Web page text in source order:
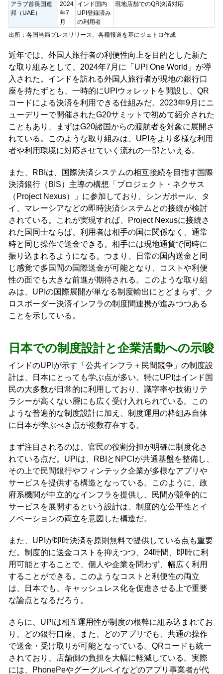
アラブ首長国連
邦（UAE）
2024
年7
月
インド国内
UPI登録済み
の利用者
現地店舗でのQR決済対応
出所：各国当局プレスリリース、各種報道を基にジェトロ作成
近年では、外国人旅行者の利便性向上を目的とした新た
な取り組みとして、2024年7月に「UPI One World」が導
入された。インドを訪れる外国人旅行者が現地の銀行口
座を持たずとも、一時的にUPIウォレットを開設し、QR
コードによる決済を利用できる仕組みだ。2023年9月にニ
ューデリーで開催されたG20サミットで初めて紹介された
こともあり、まずはG20諸国からの渡航者を対象に展開さ
れている。このような取り組みは、UPIをより多様な利用
者や利用環境に対応させていく流れの一部といえる。
また、RBIは、国際決済システムの相互接続を目指す国際
決済銀行（BIS）主導の構想「プロジェクト・ネクサス
（Project Nexus）」に参加しており、シンガポール、タ
イ、マレーシアなどの即時決済システムとの接続が検討
されている。これが実現すれば、Project Nexusに接続さ
れた国同士ならば、利用者は相手の国に関係なく、通常
時と同じ操作で送金できる。相手には現地通貨で同時に
振り込まれるようになる。つまり、日常の国内送金と同
じ感覚で多国間の国際送金が可能となり、コストや利便
性の面でも大きな前進が期待される。このような取り組
みは、UPIの国際展開が単なる制度輸出にとどまらず、ク
ロスボーダー決済インフラの制度間連携が進みつつある
ことを示している。
日本での制度設計と企業活動への示唆
インドのUPIが示す「公共インフラ＋民間競争」の制度設
計は、日本にとっても学ぶ点が多い。特にUPIはインド国
民の大多数が日常的に利用しており、識字率や技術リテ
ラシーが高くない層にも広く受け入れられている。この
ような普遍的な制度設計に加え、制度運用の枠組み自体
に日本が学ぶべき点が複数存在する。
まず注目されるのは、官民の役割分担が明確に制度化さ
れている点だ。UPIは、RBIとNPCIが共通基盤を整備し、
その上で民間銀行やフィンテック企業が多様なアプリや
サービスを提供する構造となっている。このように、政
府系機関が中立的なインフラを提供し、民間が競争的に
サービスを展開するという設計は、制度的な公平性とイ
ノベーションの両立を意図した構造だ。
また、UPIが即時決済を原則無料で提供している点も重要
だ。制度的に送金コストを抑えつつ、24時間、即時に利
用可能とすることで、個人や企業を問わず、幅広く利用
することができる。このようなコストと利便性の両立
は、日本でも、キャッシュレス化を促進させる上で重要
な論点となるだろう。
さらに、UPIは相互運用性が制度の根幹に組み込まれてお
り、どの銀行口座、また、どのアプリでも、共通の操作
で送金・受け取りが可能となっている。QRコードも統一
されており、店舗側の負担を大幅に軽減している。実際
には、PhonePeやグーグルペイなどのアプリ事業者が代